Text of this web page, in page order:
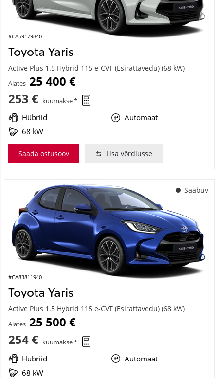
#CA59179840
Toyota Yaris
Active Plus 1.5 Hybrid 115 e-CVT (Esirattavedu) (68 kW)
Alates 25 400 €
253 € kuumakse *
Hübriid
Automaat
68 kW
Saada ostusoov Lisa võrdlusse
Saabuv
#CA83811940
Toyota Yaris
Active Plus 1.5 Hybrid 115 e-CVT (Esirattavedu) (68 kW)
Alates 25 500 €
254 € kuumakse *
Hübriid
Automaat
68 kW